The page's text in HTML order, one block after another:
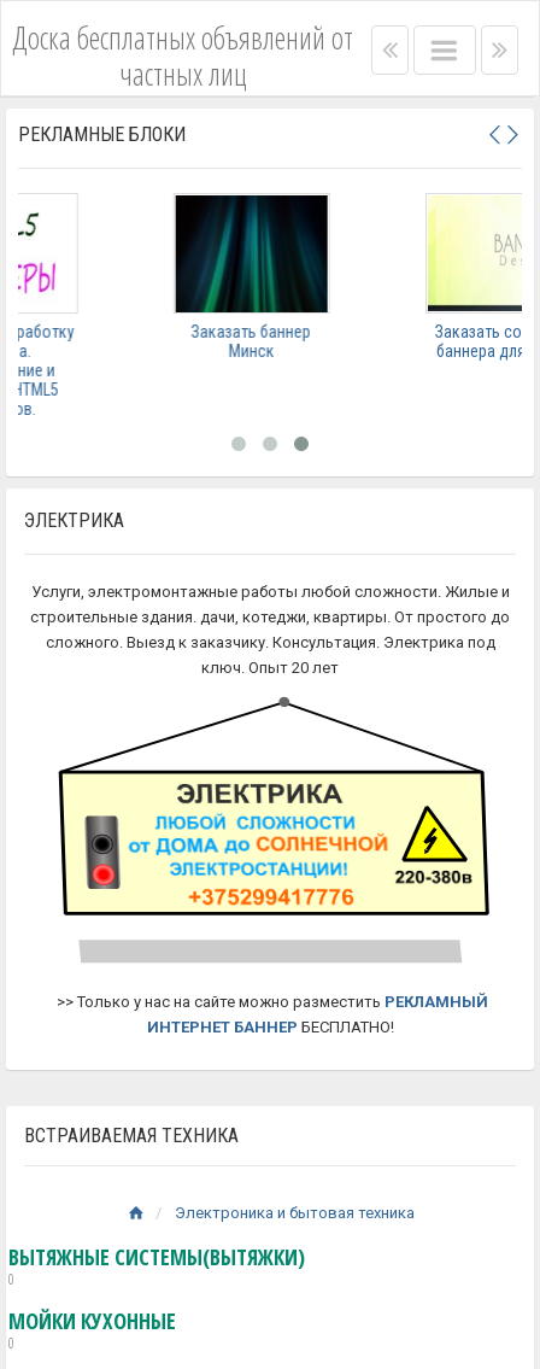
Доска бесплатных объявлений от
частных лиц
Left
bar
Main
menu
Right
menu
bar
РЕКЛАМНЫЕ БЛОКИ
Заказать баннер
Заказать создание
баннера для сайта
ЭЛЕКТРИКА
Услуги, электромонтажные работы любой сложности. Жилые и
строительные здания. дачи, котеджи, квартиры. От простого до
сложного. Выезд к заказчику. Консультация. Электрика под
ключ. Опыт 20 лет
>> Только у нас на сайте можно разместить РЕКЛАМНЫЙ
ИНТЕРНЕТ БАННЕР БЕСПЛАТНО!
ВСТРАИВАЕМАЯ ТЕХНИКА
Электроника и бытовая техника
ВЫТЯЖНЫЕ СИСТЕМЫ(ВЫТЯЖКИ)
0
МОЙКИ КУХОННЫЕ
0